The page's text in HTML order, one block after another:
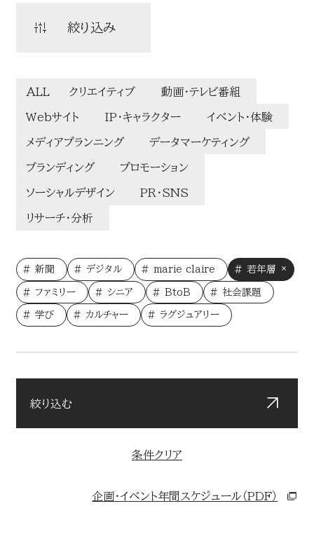
WORKS
LINEUP
企画・イベント
MEDIA
媒体・広告メニュー
デジタル
デジタル広告配信
AWARD
DOWNLOADS
絞り込み
ALL クリエイティブ 動画・テレビ番組
Webサイト IP・キャラクター イベント・体験
メディアプランニング データマーケティング
ブランディング プロモーション
ソーシャルデザイン PR・SNS
リサーチ・分析
新聞 デジタル marie claire 若年層
ファミリー シニア BtoB 社会課題
学び カルチャー ラグジュアリー
条件クリア
絞り込む
企画・イベント年間スケジュール（PDF）